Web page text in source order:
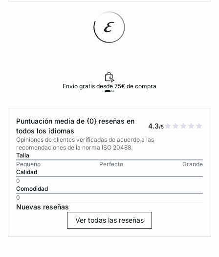
Envío gratis desde 75€ de compra
Puntuación media de {0} reseñas en
todos los idiomas
4.3/5
Opiniones de clientes verificadas de acuerdo a las
recomendaciones de la norma ISO 20488.
Talla
Pequeño
Perfecto
Grande
Calidad
0
Comodidad
0
Nuevas reseñas
Ver todas las reseñas